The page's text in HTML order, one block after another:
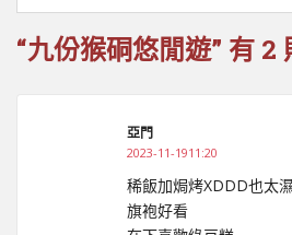
“九份猴硐悠閒遊” 有 2
亞門
2023-11-1911:20
稀飯加焗烤XDDD也太濕
旗袍好看